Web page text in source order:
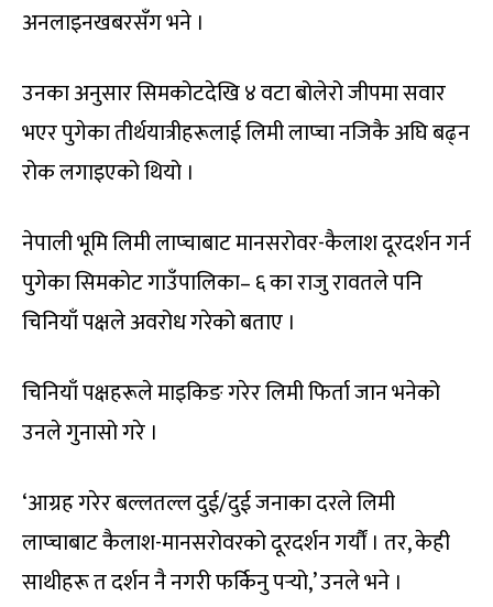
अनलाइनखबरसँग भने ।
उनका अनुसार सिमकोटदेखि ४ वटा बोलेरो जीपमा सवार
भएर पुगेका तीर्थयात्रीहरूलाई लिमी लाप्चा नजिकै अघि बढ्न
रोक लगाइएको थियो ।
नेपाली भूमि लिमी लाप्चाबाट मानसरोवर-कैलाश दूरदर्शन गर्न
पुगेका सिमकोट गाउँपालिका– ६ का राजु रावतले पनि
चिनियाँ पक्षले अवरोध गरेको बताए ।
चिनियाँ पक्षहरूले माइकिङ गरेर लिमी फिर्ता जान भनेको
उनले गुनासो गरे ।
‘आग्रह गरेर बल्लतल्ल दुई/दुई जनाका दरले लिमी
लाप्चाबाट कैलाश-मानसरोवरको दूरदर्शन गर्यौं । तर, केही
साथीहरू त दर्शन नै नगरी फर्किनु पर्‍यो,’ उनले भने ।